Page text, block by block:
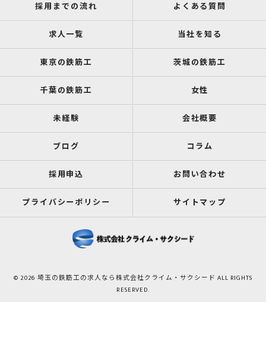
採用までの流れ よくある質問
求人一覧 当社を知る
東京の鉄筋工 茨城の鉄筋工
千葉の鉄筋工 女性
未経験 会社概要
ブログ コラム
採用申込 お問い合わせ
プライバシーポリシー サイトマップ
© 2026 埼玉の鉄筋工の求人なら株式会社クライム・サクシード ALL RIGHTS
RESERVED.